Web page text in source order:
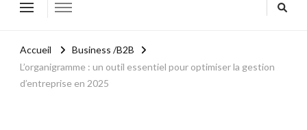
Accueil
Business /B2B
L’organigramme : un outil essentiel pour optimiser la gestion
d’entreprise en 2025